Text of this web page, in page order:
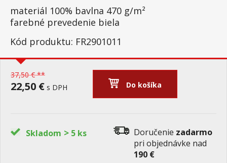
materiál 100% bavlna 470 g/m²
farebné prevedenie biela
Kód produktu: FR2901011
37,50 € **
22,50 € s DPH Do košíka
Skladom > 5 ks Doručenie zadarmo
pri objednávke nad
190 €